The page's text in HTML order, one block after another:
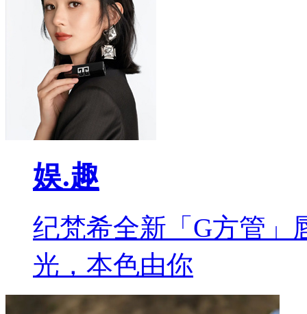
娱.趣
纪梵希全新「G方管」
光，本色由你